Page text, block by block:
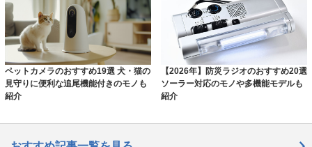
ペットカメラのおすすめ19選 犬・猫の
見守りに便利な追尾機能付きのモノも
紹介
【2026年】防災ラジオのおすすめ20選
ソーラー対応のモノや多機能モデルも
紹介